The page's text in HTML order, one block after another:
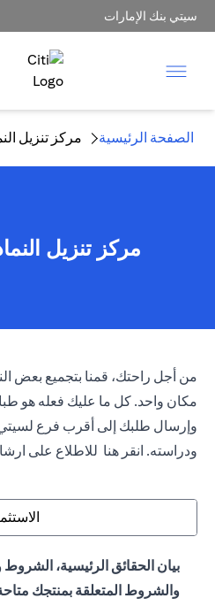
سيتي بنك الإمارات
الصفحة الرئيسية مركز تنزيل
مركز تنزيل
من أجل راحتك، قمنا بتجميع بعض
مكان واحد. كل ما عليك فعله هو
وإرسال طلبك إلى أقرب فرع لسيتي
ودراسته. انقر هنا للاطلاع على
بيان الحقائق الرئيسية، الشروط
والشروط المتعلقة بمنتجك